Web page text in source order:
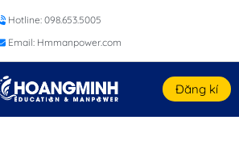
Hotline: 098.653.5005
Email: Hmmanpower.com
Đăng kí